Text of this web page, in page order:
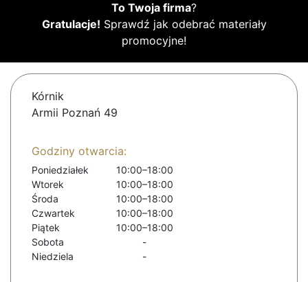
To Twoja firma?
Gratulacje! Sprawdź jak odebrać materiały
promocyjne!
Kórnik
Armii Poznań 49
Godziny otwarcia:
Poniedziałek
10:00–18:00
Wtorek
10:00–18:00
Środa
10:00–18:00
Czwartek
10:00–18:00
Piątek
10:00–18:00
Sobota
-
Niedziela
-